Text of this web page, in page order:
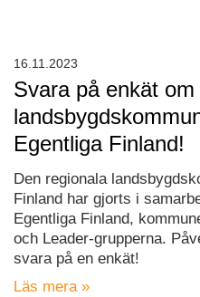
Svara på enkät
Egentliga Finland!
Den regionala
Finland har gjorts i
Egentliga Finland,
och Leader-grupperna.
svara på en enkät!
Läs mera »
16.11.2023